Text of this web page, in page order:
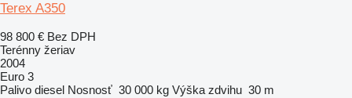
Terex A350
98 800 € Bez DPH
Terénny žeriav
2004
Euro 3
Palivo diesel Nosnosť 30 000 kg Výška zdvihu 30 m